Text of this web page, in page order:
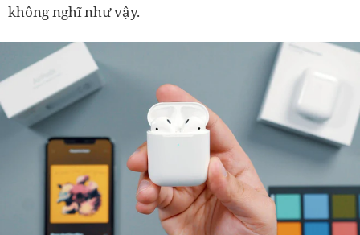
không nghĩ như vậy.